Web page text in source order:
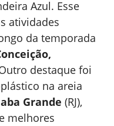
Azul. Esse
atividades
da temporada
destaque foi
na areia
Grande (RJ),
melhores